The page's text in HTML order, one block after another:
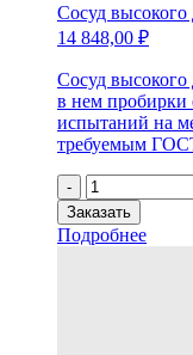
Сосуд высокого
14 848,00 ₽
Сосуд высокого
в нем пробирки
испытаний на
требуемым
-
Количество
товара
Сосуд
высокого
Заказать
Подробнее